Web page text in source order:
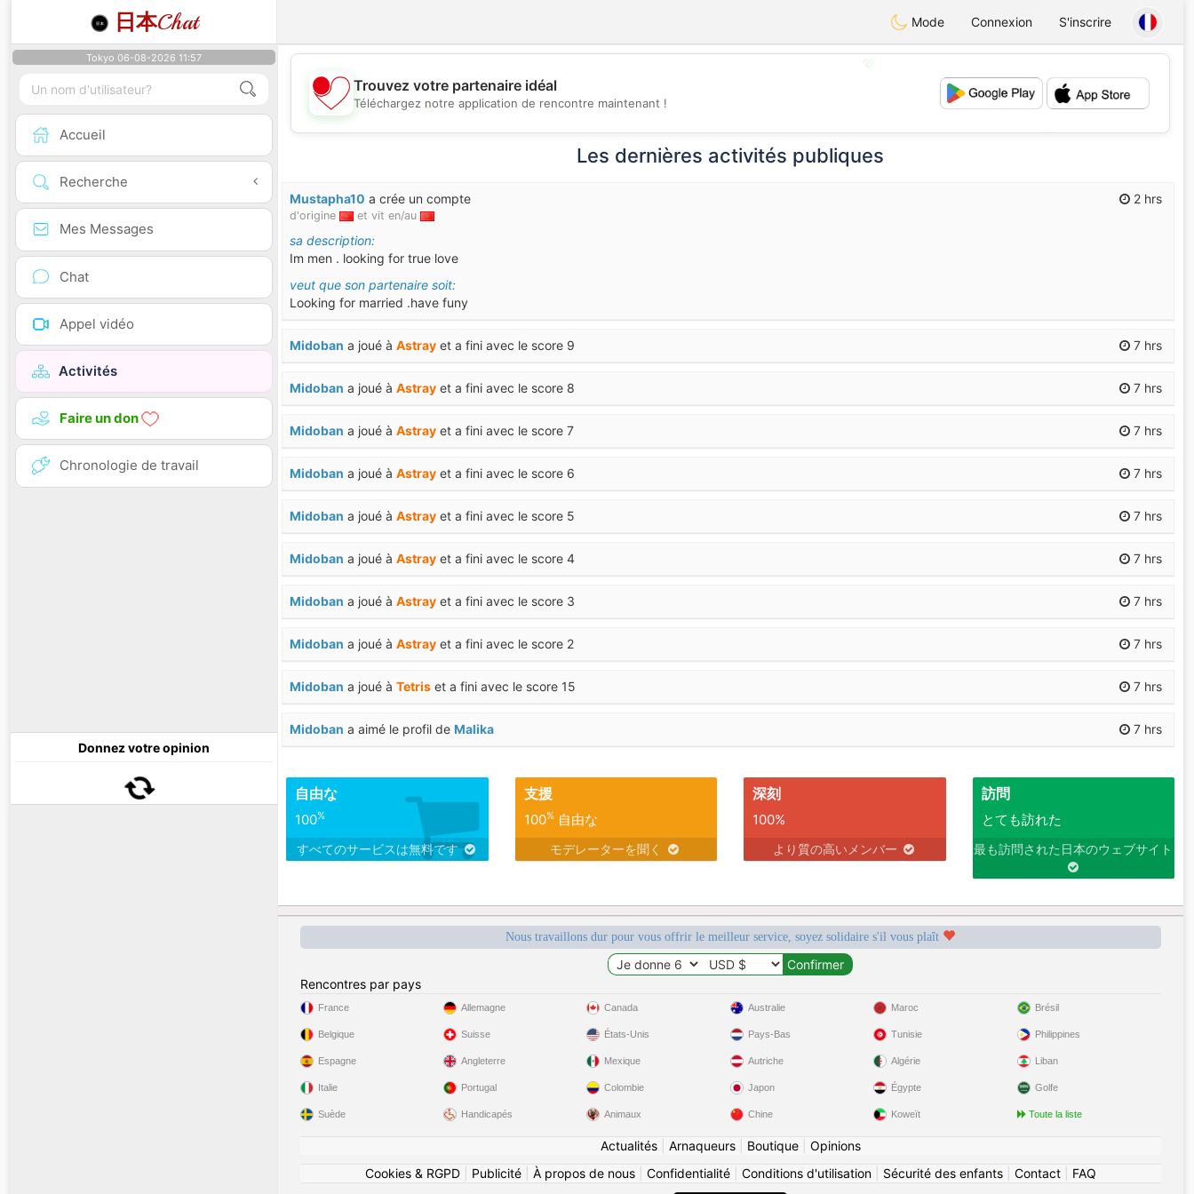
日本Chat Mode Connexion S'inscrire
Tokyo 06-08-2026 11:57
Accueil
Recherche
Mes Messages
Chat
Appel vidéo
Activités
Faire un don
Chronologie de travail
Donnez votre opinion
💖
💕
💕
Trouvez votre partenaire idéal
Téléchargez notre application de rencontre maintenant !
Les dernières activités publiques
2 hrs
Mustapha10 a crée un compte
d'origine et vit en/au
sa description:
Im men . looking for true love
veut que son partenaire soit:
Looking for married .have funy
7 hrs
Midoban a joué à Astray et a fini avec le score 9
7 hrs
Midoban a joué à Astray et a fini avec le score 8
7 hrs
Midoban a joué à Astray et a fini avec le score 7
7 hrs
Midoban a joué à Astray et a fini avec le score 6
7 hrs
Midoban a joué à Astray et a fini avec le score 5
7 hrs
Midoban a joué à Astray et a fini avec le score 4
7 hrs
Midoban a joué à Astray et a fini avec le score 3
7 hrs
Midoban a joué à Astray et a fini avec le score 2
7 hrs
Midoban a joué à Tetris et a fini avec le score 15
7 hrs
Midoban a aimé le profil de Malika
Midoban a ajouté des photos sur son album photos
7 hrs
Midobana ajouté des photos sur son album photos
d'origine et vit en/au
I'm looking for a sincere, kind, and respectful woman with whom I can share good times, laugh, talk, and build a relationship based on trust. I
appreciate people who are true to themselves and have a big heart. Appearance isn't what matters most to me—what I value most is personality,
kindness, honesty, and mutual respect.
My ideal partner is open-minded, easygoing, adventurous, and a little mischievous. She has a great sense of humor, is kind, isn't afraid to try new
things, and enjoys living life to the fullest. I like someone who can be a little crazy in a fun way, who speaks her mind, has few taboos, and is always
Feyzierta fait des mises à jour de son profil
自由な
100%
すべてのサービスは無料です
支援
100%自由な
モデレーターを聞く
深刻
100%
より質の高いメンバー
訪問
とても訪れた
最も訪問された日本のウェブサイト
Nous travaillons dur pour vous offrir le meilleur service, soyez solidaire s'il vous plaît
Rencontres par pays
France
Belgique
Espagne
Italie
Suède
Allemagne
Suisse
Angleterre
Portugal
Handicapés
Canada
États-Unis
Mexique
Colombie
Animaux
Australie
Pays-Bas
Autriche
Japon
Chine
Maroc
Tunisie
Algérie
Égypte
Koweït
Brésil
Philippines
Liban
Golfe
Toute la liste
Actualités| Arnaqueurs| Boutique| Opinions
Cookies & RGPD| Publicité| À propos de nous| Confidentialité| Conditions d'utilisation| Sécurité des enfants| Contact| FAQ